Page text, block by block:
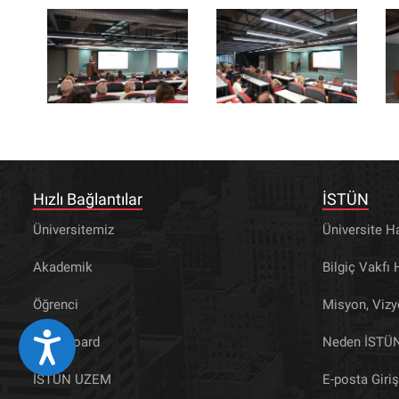
Eri&#351;ilebilirlik
Hızlı Bağlantılar
Üniversitemiz
Akademik
Öğrenci
Blackboard
İSTÜN UZEM
İSTÜN
Üniversite
Bilgiç Vakfı
Misyon,
Neden
E-posta